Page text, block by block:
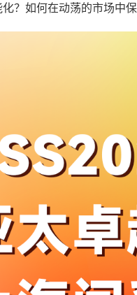
？如何在动荡的市场中